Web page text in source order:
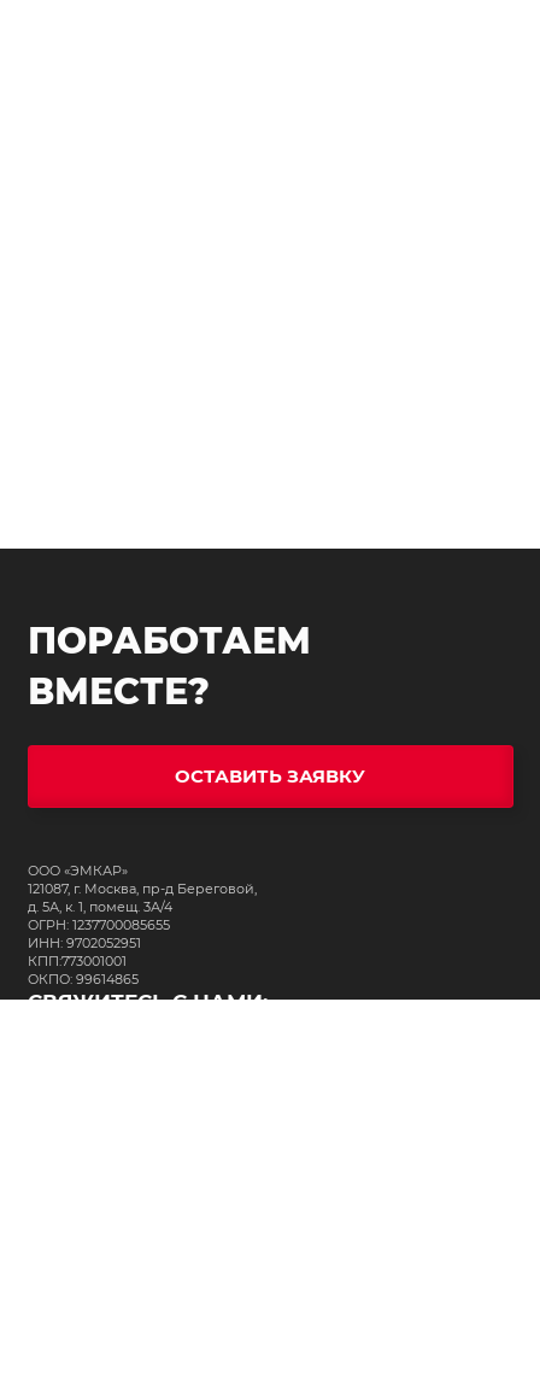
ПОРАБОТАЕМ
ВМЕСТЕ?
ОСТАВИТЬ ЗАЯВКУ
ООО «ЭМКАР»
121087, г. Москва, пр-д Береговой,
д. 5А, к. 1, помещ. 3А/4
ОГРН: 1237700085655
ИНН: 9702052951
КПП:773001001
ОКПО: 99614865
СВЯЖИТЕСЬ С НАМИ: